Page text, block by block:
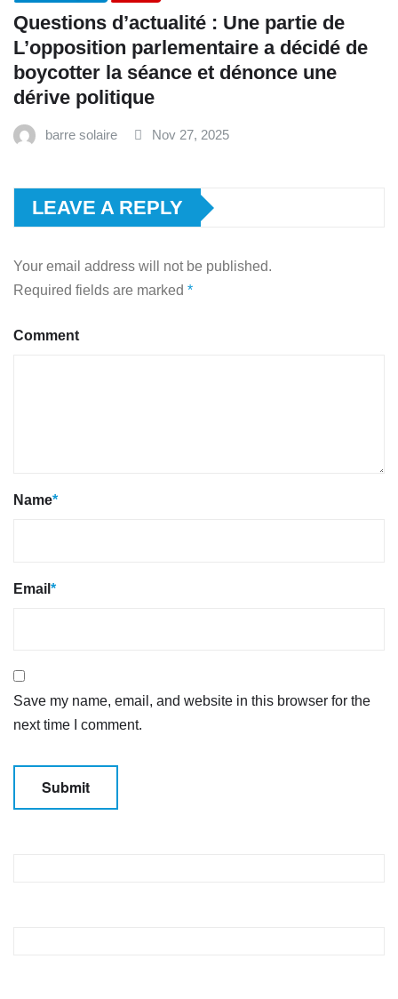
Questions d’actualité : Une partie de
L’opposition parlementaire a décidé de
boycotter la séance et dénonce une
dérive politique
barre solaire Nov 27, 2025
LEAVE A REPLY
Your email address will not be published.
Required fields are marked *
Comment
Name*
Email *
Save my name, email, and website in this browser for the
next time I comment.